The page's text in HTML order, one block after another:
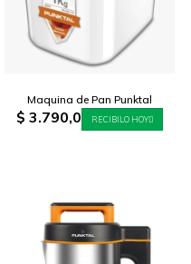
Maquina de Pan Punktal
$ 3.790,0 RECIBILO HOY